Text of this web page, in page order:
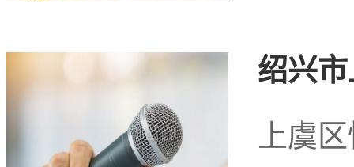
北京市海淀区
绍兴
上虞